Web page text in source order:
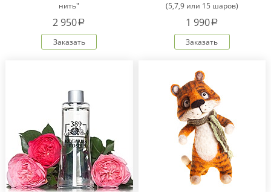
нить"
2 950a
Заказать
(5,7,9 или 15 шаров)
1 990a
Заказать